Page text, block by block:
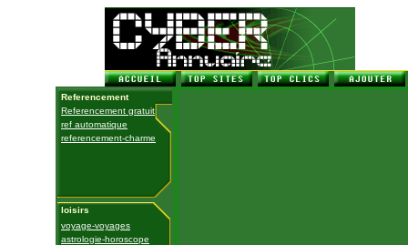
Referencement
Referencement gratuit
ref automatique
referencement-charme
loisirs
voyage-voyages
astrologie-horoscope